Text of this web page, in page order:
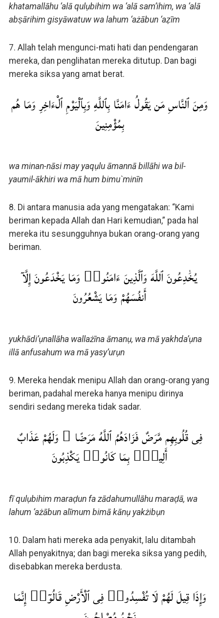
khatamallāhu ‘alā qulụbihim wa ‘alā sam’ihim, wa ‘alā
abṣārihim gisyāwatuw wa lahum ‘ażābun ‘aẓīm
7. Allah telah mengunci-mati hati dan pendengaran
mereka, dan penglihatan mereka ditutup. Dan bagi
mereka siksa yang amat berat.
وَمِنَ ٱلنَّاسِ مَن يَقُولُ ءَامَنَّا بِٱللَّهِ وَبِٱلْيَوْمِ ٱلْءَاخِرِ وَمَا هُم
بِمُؤْمِنِينَ
wa minan-nāsi may yaqụlu āmannā billāhi wa bil-
yaumil-ākhiri wa mā hum bimu`minīn
8. Di antara manusia ada yang mengatakan: “Kami
beriman kepada Allah dan Hari kemudian,” pada hal
mereka itu sesungguhnya bukan orang-orang yang
beriman.
يُخَٰدِعُونَ ٱللَّهَ وَٱلَّذِينَ ءَامَنُوا۟ وَمَا يَخْدَعُونَ إِلَّآ
أَنفُسَهُمْ وَمَا يَشْعُرُونَ
yukhādi’ụnallāha wallażīna āmanụ, wa mā yakhda’ụna
illā anfusahum wa mā yasy’urụn
9. Mereka hendak menipu Allah dan orang-orang yang
beriman, padahal mereka hanya menipu dirinya
sendiri sedang mereka tidak sadar.
فِى قُلُوبِهِم مَّرَضٌ فَزَادَهُمُ ٱللَّهُ مَرَضًا ۖ وَلَهُمْ عَذَابٌ
أَلِيمٌۢ بِمَا كَانُوا۟ يَكْذِبُونَ
fī qulụbihim maraḍun fa zādahumullāhu maraḍā, wa
lahum ‘ażābun alīmum bimā kānụ yakżibụn
10. Dalam hati mereka ada penyakit, lalu ditambah
Allah penyakitnya; dan bagi mereka siksa yang pedih,
disebabkan mereka berdusta.
وَإِذَا قِيلَ لَهُمْ لَا تُفْسِدُوا۟ فِى ٱلْأَرْضِ قَالُوٓا۟ إِنَّمَا